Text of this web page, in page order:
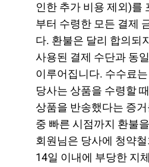
인한 추가 비용 제외)를
부터 수령한 모든 결제
다. 환불은 달리 합의되
사용된 결제 수단과 동
이루어집니다. 수수료
당사는 상품을 수령할
상품을 반송했다는 증
중 빠른 시점까지 환불
회원님은 당사에 청약
14일 이내에 부당한 지